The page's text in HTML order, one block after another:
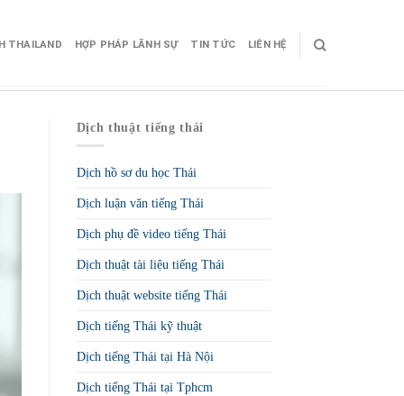
THAILAND HỢP PHÁP LÃNH SỰ TIN TỨC LIÊN HỆ
Dịch thuật tiếng thái
Dịch hồ sơ du học Thái
Dịch luận văn tiếng Thái
Dịch phụ đề video tiếng Thái
Dịch thuật tài liệu tiếng Thái
Dịch thuật website tiếng Thái
Dịch tiếng Thái kỹ thuật
Dịch tiếng Thái tại Hà Nội
Dịch tiếng Thái tại Tphcm